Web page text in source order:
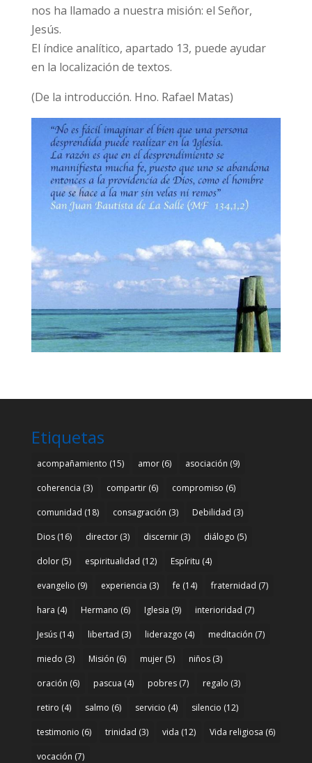
nos ha llamado a nuestra misión: el Señor,
Jesús.
El índice analítico, apartado 13, puede ayudar
en la localización de textos.
(De la introducción. Hno. Rafael Matas)
Etiquetas
acompañamiento (15) amor(6) asociación (9)
coherencia (3) compartir(6) compromiso (6)
comunidad (18) consagración (3) Debilidad (3)
Dios(16) director(3) discernir(3) diálogo (5)
dolor(5) espiritualidad (12) Espíritu (4)
evangelio (9) experiencia (3) fe (14) fraternidad (7)
hara (4) Hermano (6) Iglesia (9) interioridad (7)
Jesús(14) libertad (3) liderazgo (4) meditación (7)
miedo (3) Misión (6) mujer(5) niños(3)
oración (6) pascua (4) pobres(7) regalo (3)
retiro (4) salmo (6) servicio (4) silencio (12)
testimonio (6) trinidad (3) vida (12) Vida religiosa (6)
vocación (7)